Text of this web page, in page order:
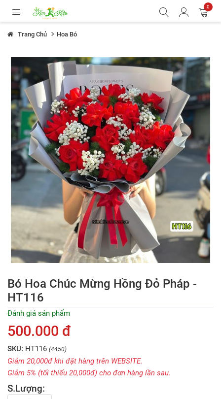
0
Trang Chủ Hoa Bó
Bó Hoa Chúc Mừng Hồng Đỏ Pháp -
HT116
Đánh giá sản phẩm
500.000 đ
SKU: HT116 (4450)
Giảm 20,000đ khi đặt hàng trên WEBSITE.
Giảm 5% (tối thiếu 20,000đ) cho đơn hàng lần sau.
S.Lượng: